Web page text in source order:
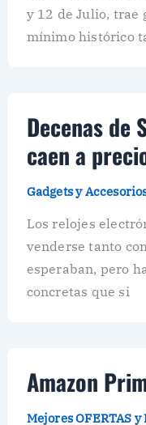
y 12 de Julio, trae
mínimo histórico
Decenas de
caen a
Gadgets y
Los relojes
venderse tanto
esperaban, pero
concretas que si
Amazon
Mejores OFERTAS y